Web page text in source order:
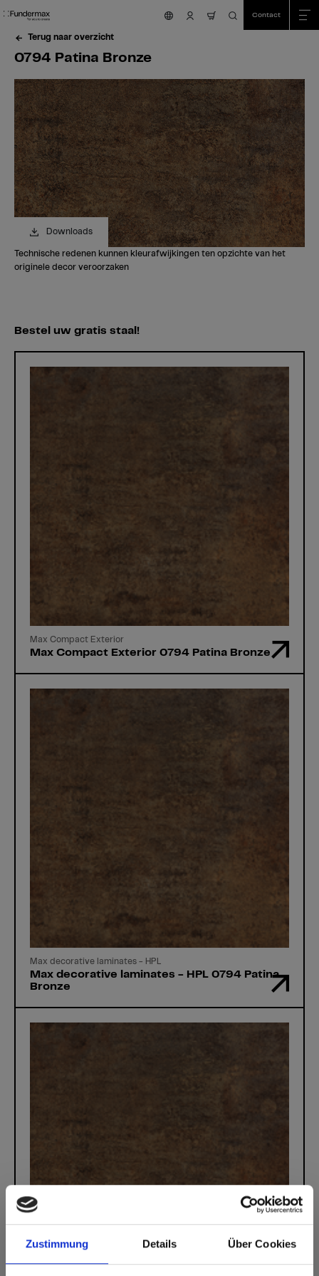
Zustimmung Details Über Cookies
sr.skip-to.main-content
sr.skip-to.table-of-contents
sr.skip-to.main-navigation
nav.cart.item.count
Contact
Terug naar overzicht
0794 Patina Bronze
Downloads
Technische redenen kunnen kleurafwijkingen ten opzichte van het
originele decor veroorzaken
Bestel uw gratis staal!
Max Compact Exterior
Max Compact Exterior 0794 Patina Bronze
Max decorative laminates - HPL
Max decorative laminates - HPL 0794 Patina
Bronze